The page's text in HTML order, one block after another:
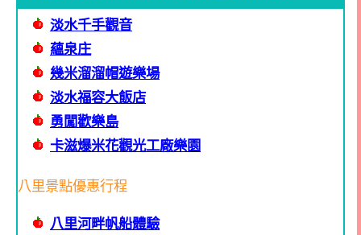
淡水千手觀音
蘊泉庄
幾米溜溜帽遊樂場
淡水福容大飯店
勇闖歡樂島
卡滋爆米花觀光工廠樂園
八里景點優惠行程
八里河畔帆船體驗